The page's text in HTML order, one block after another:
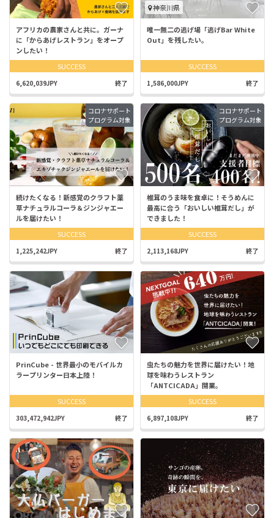
アフリカの農家さんと共に。ガーナ
に「からあげレストラン」をオープ
ンしたい！
SUCCESS
6,620,039JPY 終了
神奈川県
唯一無二の逃げ場「逃げBar White
Out」を残したい。
SUCCESS
1,586,000JPY 終了
コロナサポート
プログラム対象
続けたくなる！新感覚のクラフト薬
草ナチュラルコーラ＆ジンジャエー
ルを届けたい！
SUCCESS
1,225,242JPY 終了
コロナサポート
プログラム対象
椎茸のうま味を食卓に！そうめんに
最高に合う「おいしい椎茸だし」が
できました！
SUCCESS
2,113,168JPY 終了
PrinCube - 世界最小のモバイルカ
ラープリンター日本上陸！
SUCCESS
303,472,942JPY 終了
虫たちの魅力を世界に届けたい！地
球を味わうレストラン
「ANTCICADA」開業。
SUCCESS
6,897,108JPY 終了